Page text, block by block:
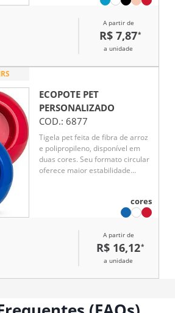
A partir de
R$ 7,87*
a unidade
ECOPOTE PET
PERSONALIZADO
COD.: 6877
Tigela pet feita de fibra de arroz
e polipropileno, disponível em
duas cores. Seu formato circular
oferece maior estabilidade
praticidade na alimentaçãocores
A partir de
R$ 16,12*
a unidade